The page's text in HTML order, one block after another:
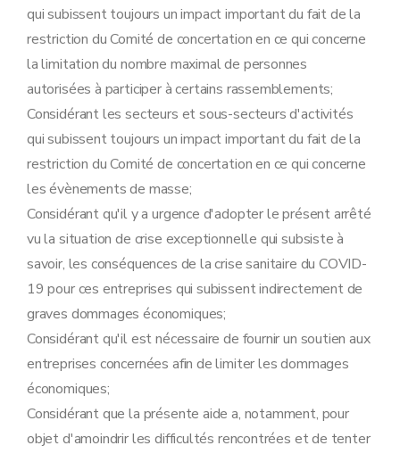
qui subissent toujours un impact important du fait de la
restriction du Comité de concertation en ce qui concerne
la limitation du nombre maximal de personnes
autorisées à participer à certains rassemblements;
Considérant les secteurs et sous-secteurs d'activités
qui subissent toujours un impact important du fait de la
restriction du Comité de concertation en ce qui concerne
les évènements de masse;
Considérant qu'il y a urgence d'adopter le présent arrêté
vu la situation de crise exceptionnelle qui subsiste à
savoir, les conséquences de la crise sanitaire du COVID-
19 pour ces entreprises qui subissent indirectement de
graves dommages économiques;
Considérant qu'il est nécessaire de fournir un soutien aux
entreprises concernées afin de limiter les dommages
économiques;
Considérant que la présente aide a, notamment, pour
objet d'amoindrir les difficultés rencontrées et de tenter